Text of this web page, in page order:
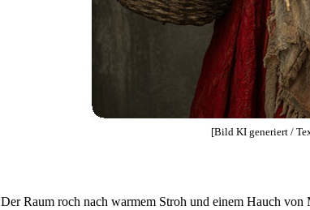
[Bild KI generiert /
Der Raum roch nach warmem Stroh und einem Hauch